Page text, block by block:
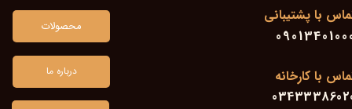
با پشتیبانی
با کارخانه
محصولات
درباره ما